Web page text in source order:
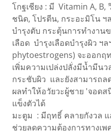
โกฐเชียง : มี Vitamin A,
ชนิด, โปรตีน, กระอะมิโน ฯ
บำรุงตับ กระตุ้นการทำงาน
เลือด บำรุงเลือดบำรุงผิว ฯ
phytoestrogens) จะออก
เพิ่มความเปล่งปลั่งมีน้ำมีน
กระชับผิว และยังสามารถ
ผลทำให้อวัยวะผู้ชาย 'จอด
แข็งตัวได้
มะตูม : มีฤทธิ์ คลายกังวล
ช่วยลดความต้องการทางเ